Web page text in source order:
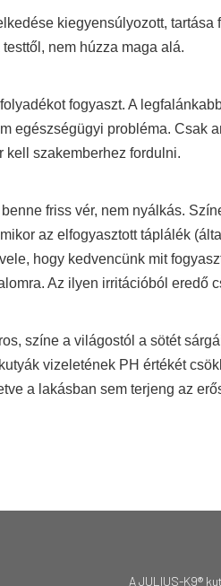
kiegyensúlyozott,
nem húzza maga alá.
fogyaszt. A
egészségügyi probléma. Csak
kell szakemberhez fordulni.
friss vér, nem nyálkás.
az elfogyasztott táplálék
hogy kedvencünk mit
Az ilyen irritációból eredő
színe a világostól a sötét
vizeletének PH értékét
a lakásban sem terjeng az
A JULIUS-K9®